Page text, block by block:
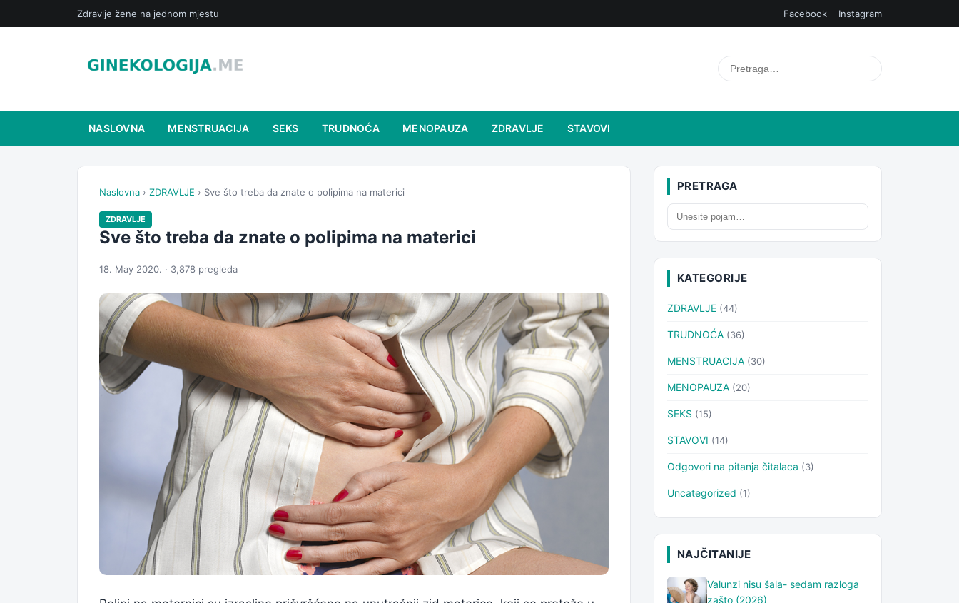
Zdravlje žene na jednom mjestu Facebook Instagram
NASLOVNA MENSTRUACIJA SEKS TRUDNOĆA MENOPAUZA ZDRAVLJE STAVOVI
Naslovna › ZDRAVLJE › Sve što treba da znate o polipima na materici
ZDRAVLJE
Sve što treba da znate o polipima na materici
18. May 2020. · 3,878 pregleda
PRETRAGA
KATEGORIJE
ZDRAVLJE (44)
TRUDNOĆA (36)
MENSTRUACIJA (30)
MENOPAUZA (20)
SEKS (15)
STAVOVI (14)
Odgovori na pitanja čitalaca (3)
Uncategorized (1)
NAJČITANIJE
Valunzi nisu šala- sedam razloga
zašto (2026)